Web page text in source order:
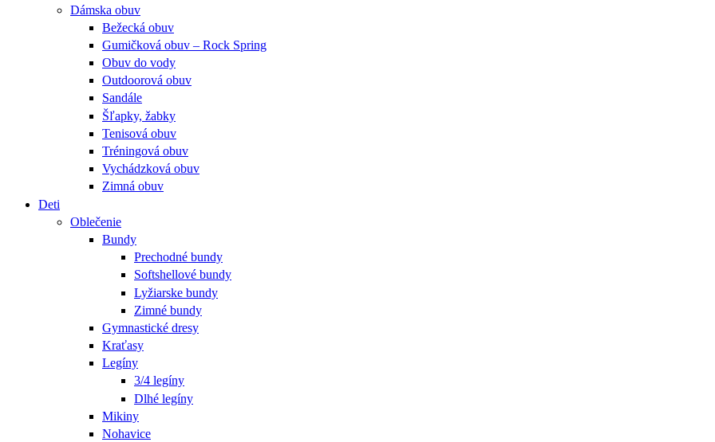
Dámska obuv
Bežecká obuv
Gumičková obuv – Rock Spring
Obuv do vody
Outdoorová obuv
Sandále
Šľapky, žabky
Tenisová obuv
Tréningová obuv
Vychádzková obuv
Zimná obuv
Deti
Oblečenie
Bundy
Prechodné bundy
Softshellové bundy
Lyžiarske bundy
Zimné bundy
Gymnastické dresy
Kraťasy
Legíny
3/4 legíny
Dlhé legíny
Mikiny
Nohavice